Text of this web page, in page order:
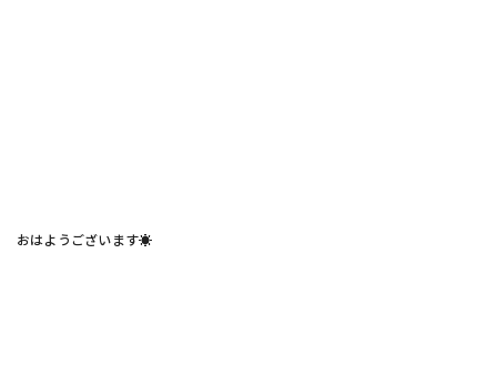
おはようございます☀